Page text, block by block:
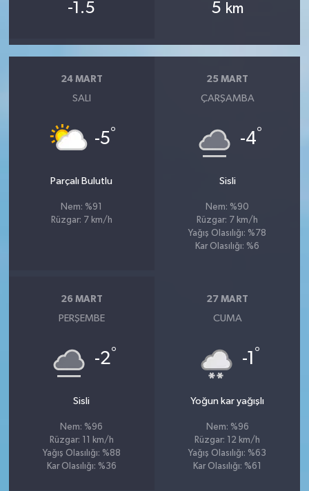
-1.5 5 km
24 MART
SALI
-5°
Parçalı Bulutlu
Nem: %91
Rüzgar: 7 km/h
25 MART
ÇARŞAMBA
-4°
Sisli
Nem: %90
Rüzgar: 7 km/h
Yağış Olasılığı: %78
Kar Olasılığı: %6
26 MART
PERŞEMBE
-2°
Sisli
Nem: %96
Rüzgar: 11 km/h
Yağış Olasılığı: %88
Kar Olasılığı: %36
27 MART
CUMA
-1 °
Yoğun kar yağışlı
Nem: %96
Rüzgar: 12 km/h
Yağış Olasılığı: %63
Kar Olasılığı: %61